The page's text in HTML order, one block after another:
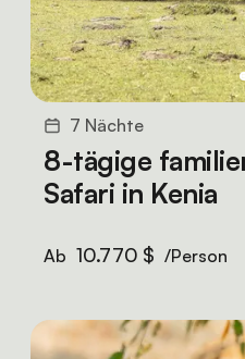
7 Nächte
8-tägige
Safari in Kenia
Ab 10.770 $ /Person